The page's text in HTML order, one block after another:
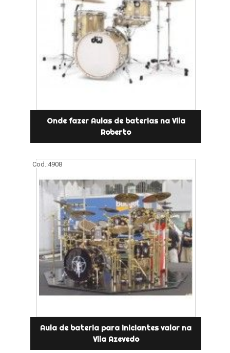
Onde fazer Aulas de baterias na Vila
Roberto
Cod.:4908
Aula de bateria para iniciantes valor na
Vila Azevedo